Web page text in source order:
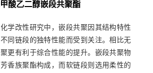
酸乙二醇嵌段共聚酯
学改性研究中，嵌段共聚因其结构特性
同链段的独特性能而受到关注。相比无
更有利于综合性能的提升。嵌段共聚物
香族聚酯构成，而软链段则选用柔性的